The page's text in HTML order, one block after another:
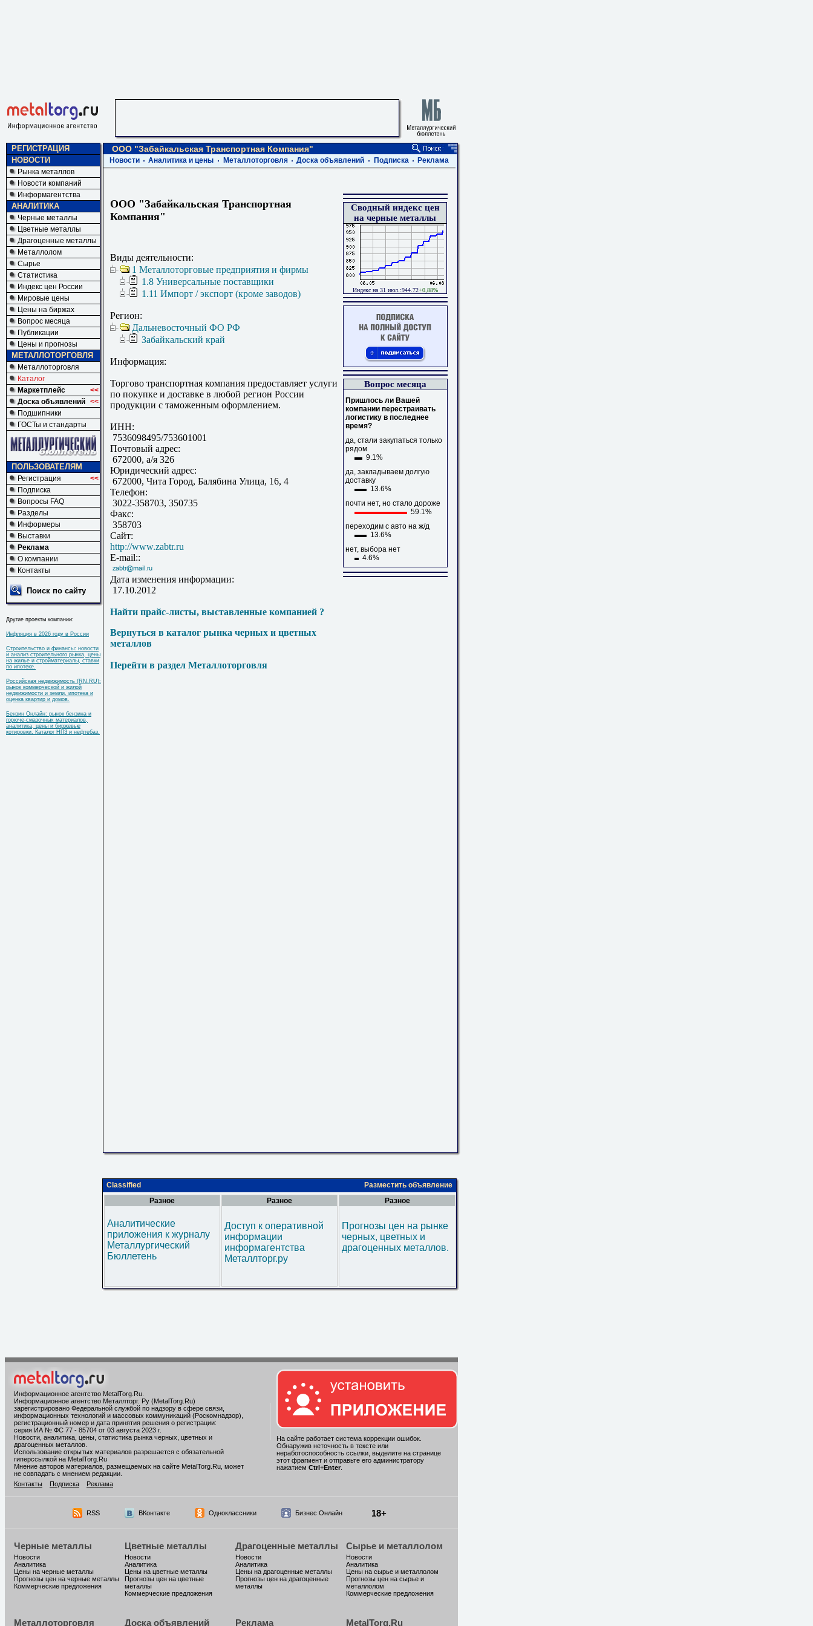
РЕГИСТРАЦИЯ
НОВОСТИ
Рынка металлов
Новости компаний
Информагентства
АНАЛИТИКА
Черные металлы
Цветные металлы
Драгоценные металлы
Металлолом
Сырье
Статистика
Индекс цен России
Мировые цены
Цены на биржах
Вопрос месяца
Публикации
Цены и прогнозы
МЕТАЛЛОТОРГОВЛЯ
Металлоторговля
Каталог
Маркетплейс
<<
Доска объявлений <<
Подшипники
ГОСТы и стандарты
ПОЛЬЗОВАТЕЛЯМ
Регистрация
<<
Подписка
Вопросы FAQ
Разделы
Информеры
Выставки
Реклама
О компании
Контакты
Поиск по сайту
Другие проекты компании:
Инфляция в 2026 году в России
Строительство и финансы: новости
и анализ строительного рынка, цены
на жилье и стройматериалы, ставки
по ипотеке.
Российская недвижимость (RN.RU):
рынок коммерческой и жилой
недвижимости и земли, ипотека и
оценка квартир и домов.
Бензин Онлайн: рынок бензина и
горюче-смазочных материалов,
аналитика, цены и биржевые
котировки. Каталог НПЗ и нефтебаз.
ООО "Забайкальская Транспортная Компания"
Новости Аналитика и цены Металлоторговля Доска объявлений Подписка Реклама
ООО "Забайкальская Транспортная
Компания"
Виды деятельности:
1 Металлоторговые предприятия и фирмы
1.8 Универсальные поставщики
1.11 Импорт / экспорт (кроме заводов)
Регион:
Дальневосточный ФО РФ
Забайкальский край
Информация:
Торгово транспортная компания предоставляет услуги
по покупке и доставке в любой регион России
продукции с таможенным оформлением.
ИНН:
7536098495/753601001
Почтовый адрес:
672000, а/я 326
Юридический адрес:
672000, Чита Город, Балябина Улица, 16, 4
Телефон:
3022-358703, 350735
Факс:
358703
Сайт:
http://www.zabtr.ru
E-mail::
Дата изменения информации:
17.10.2012
Найти прайс-листы, выставленные компанией ?
Вернуться в каталог рынка черных и цветных
металлов
Перейти в раздел Металлоторговля
Сводный индекс цен
на черные металлы
Индекс на 31 июл.:944.72+0,88%
Вопрос месяца
Пришлось ли Вашей
компании перестраивать
логистику в последнее
время?
да, стали закупаться только
рядом
9.1%
да, закладываем долгую
доставку
13.6%
почти нет, но стало дороже
59.1%
переходим с авто на ж/д
13.6%
нет, выбора нет
4.6%
Classified
Разместить объявление
Разное
Аналитические
приложения к журналу
Металлургический
Бюллетень
Разное
Доступ к оперативной
информации
информагентства
Металлторг.ру
Разное
Прогнозы цен на рынке
черных, цветных и
драгоценных металлов.
Информационное агентство MetalTorg.Ru
Информационное агентство Металлторг. Ру (MetalTorg.Ru)
зарегистрировано Федеральной службой по надзору в сфере связи,
информационных технологий и массовых коммуникаций (Роскомнадзор),
регистрационный номер и дата принятия решения о регистрации:
серия ИА № ФС 77 - 85704 от 03 августа 2023 г.
Новости, аналитика, цены, статистика рынка черных, цветных и
драгоценных металлов.
Использование открытых материалов разрешается с обязательной
гиперссылкой на MetalTorg.Ru
Мнение авторов материалов, размещаемых на сайте MetalTorg.Ru, может
не совпадать с мнением редакции.
Контакты
Подписка Реклама
На сайте работает система коррекции ошибок.
Обнаружив неточность в тексте или
неработоспособность ссылки, выделите на странице
этот фрагмент и отправьте его администратору
нажатием Ctrl +Enter.
RSS ВКонтакте Одноклассники Бизнес Онлайн 18+
Черные металлы
Новости
Аналитика
Цены на черные металлы
Прогнозы цен на черные металлы
Коммерческие предложения
Цветные металлы
Новости
Аналитика
Цены на цветные металлы
Прогнозы цен на цветные
металлы
Коммерческие предложения
Драгоценные металлы
Новости
Аналитика
Цены на драгоценные металлы
Прогнозы цен на драгоценные
металлы
Сырье и металлолом
Новости
Аналитика
Цены на сырье и металлолом
Прогнозы цен на сырье и
металлолом
Коммерческие предложения
Металлоторговля Доска объявлений Реклама MetalTorg.Ru